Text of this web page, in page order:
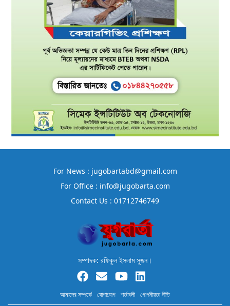
For News : jugobartabd@gmail.com
For Office : info@jugobarta.com
Contact Us : 01712746749
সম্পাদক: রফিকুল ইসলাম সুজন।
আমাদের সম্পর্কে যোগাযোগ শর্তাবলী গোপনীয়তা নীতি